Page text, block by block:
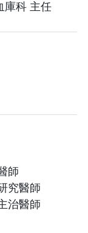
庫科 主任
師
究醫師
治醫師